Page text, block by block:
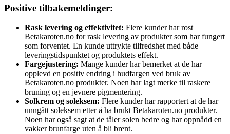
Positive tilbakemeldinger:
Rask levering og effektivitet: Flere kunder har rost
Betakaroten.no for rask levering av produkter som har fungert
som forventet. En kunde uttrykte tilfredshet med både
leveringstidspunktet og produktets effekt.
Fargejustering: Mange kunder har bemerket at de har
opplevd en positiv endring i hudfargen ved bruk av
Betakaroten.no produkter. Noen har lagt merke til raskere
bruning og en jevnere pigmentering.
Solkrem og soleksem: Flere kunder har rapportert at de har
unngått soleksem etter å ha brukt Betakaroten.no produkter.
Noen har også sagt at de tåler solen bedre og har oppnådd en
vakker brunfarge uten å bli brent.